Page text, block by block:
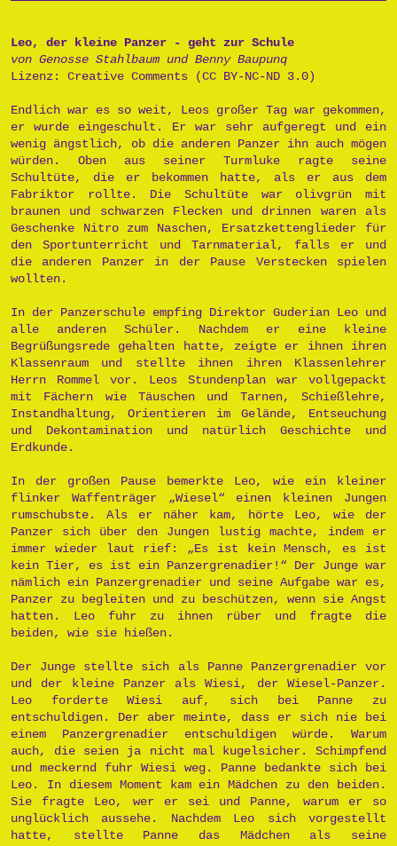
Leo, der kleine Panzer - geht zur Schule
von Genosse Stahlbaum und Benny Baupunq
Lizenz: Creative Comments (CC BY-NC-ND 3.0)
Endlich war es so weit, Leos großer Tag war gekommen,
er wurde eingeschult. Er war sehr aufgeregt und ein
wenig ängstlich, ob die anderen Panzer ihn auch mögen
würden. Oben aus seiner Turmluke ragte seine
Schultüte, die er bekommen hatte, als er aus dem
Fabriktor rollte. Die Schultüte war olivgrün mit
braunen und schwarzen Flecken und drinnen waren als
Geschenke Nitro zum Naschen, Ersatzkettenglieder für
den Sportunterricht und Tarnmaterial, falls er und
die anderen Panzer in der Pause Verstecken spielen
wollten.
In der Panzerschule empfing Direktor Guderian Leo und
alle anderen Schüler. Nachdem er eine kleine
Begrüßungsrede gehalten hatte, zeigte er ihnen ihren
Klassenraum und stellte ihnen ihren Klassenlehrer
Herrn Rommel vor. Leos Stundenplan war vollgepackt
mit Fächern wie Täuschen und Tarnen, Schießlehre,
Instandhaltung, Orientieren im Gelände, Entseuchung
und Dekontamination und natürlich Geschichte und
Erdkunde.
In der großen Pause bemerkte Leo, wie ein kleiner
flinker Waffenträger „Wiesel“ einen kleinen Jungen
rumschubste. Als er näher kam, hörte Leo, wie der
Panzer sich über den Jungen lustig machte, indem er
immer wieder laut rief: „Es ist kein Mensch, es ist
kein Tier, es ist ein Panzergrenadier!“ Der Junge war
nämlich ein Panzergrenadier und seine Aufgabe war es,
Panzer zu begleiten und zu beschützen, wenn sie Angst
hatten. Leo fuhr zu ihnen rüber und fragte die
beiden, wie sie hießen.
Der Junge stellte sich als Panne Panzergrenadier vor
und der kleine Panzer als Wiesi, der Wiesel-Panzer.
Leo forderte Wiesi auf, sich bei Panne zu
entschuldigen. Der aber meinte, dass er sich nie bei
einem Panzergrenadier entschuldigen würde. Warum
auch, die seien ja nicht mal kugelsicher. Schimpfend
und meckernd fuhr Wiesi weg. Panne bedankte sich bei
Leo. In diesem Moment kam ein Mädchen zu den beiden.
Sie fragte Leo, wer er sei und Panne, warum er so
unglücklich aussehe. Nachdem Leo sich vorgestellt
hatte, stellte Panne das Mädchen als seine